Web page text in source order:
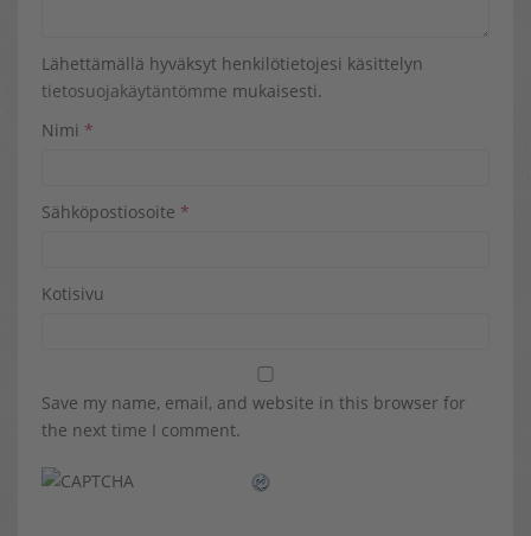
Lähettämällä hyväksyt henkilötietojesi käsittelyn
tietosuojakäytäntömme mukaisesti.
Nimi *
Sähköpostiosoite *
Kotisivu
Save my name, email, and website in this browser for
the next time I comment.